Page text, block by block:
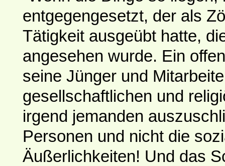
entgegengesetzt, der als
Tätigkeit ausgeübt hatte,
angesehen wurde. Ein
seine Jünger und
gesellschaftlichen und
irgend jemanden
Personen und nicht die
Äußerlichkeiten! Und das